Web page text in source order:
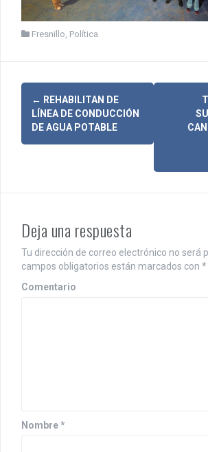
Fresnillo Política
N
a
c
i
ó
n
← REHABILITAN DE
LÍNEA DE CONDUCCIÓN
DE AGUA POTABLE
Deja una respuesta
Tu dirección de correo electrónico no será
campos obligatorios están marcados con *
Comentario
Nombre*